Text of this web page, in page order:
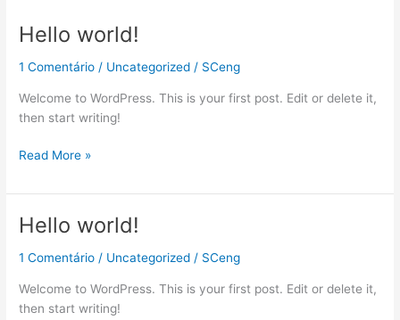
Hello world!
1 Comentário / Uncategorized / SCeng
Welcome to WordPress. This is your first post. Edit or delete it,
then start writing!
Hello
Read More »
Hello world!
1 Comentário / Uncategorized / SCeng
Welcome to WordPress. This is your first post. Edit or delete it,
then start writing!
Hello